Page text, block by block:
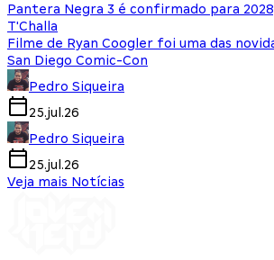
Pantera Negra 3 é confirmado para
T'Challa
Filme de Ryan Coogler foi uma das
San Diego Comic-Con
Pedro Siqueira
25.jul.26
Pedro Siqueira
25.jul.26
Veja mais Notícias